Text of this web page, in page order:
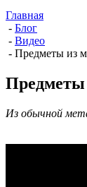
Главная
- Блог
- Видео
- Предметы из
Предметы
Из обычной